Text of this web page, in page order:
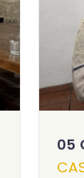
05